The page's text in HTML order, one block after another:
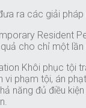
ra các giải
Resident
cho chỉ một
Khôi phục tội
vi phạm tội, án
năng đủ điều